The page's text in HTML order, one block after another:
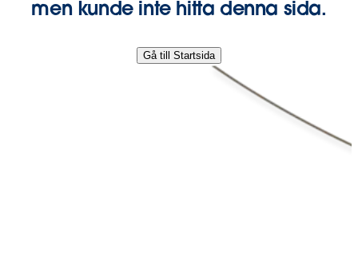
men kunde inte hitta denna sida.
Gå till Startsida